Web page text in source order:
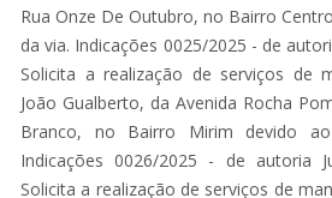
Rua Onze De Outubro, no Bairro
da via. Indicações 0025/2025 - de
Solicita a realização de serviços de
João Gualberto, da Avenida Rocha
Branco, no Bairro Mirim devido
Indicações 0026/2025 - de autoria
Solicita a realização de serviços de